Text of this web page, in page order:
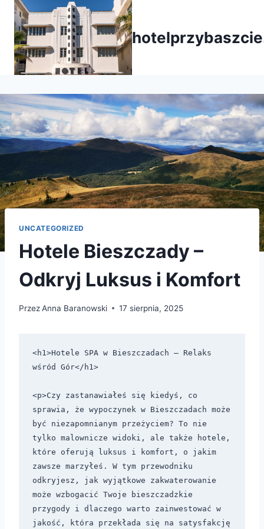
Przejdź
treści
UNCATEGORIZED
Hotele Bieszczady –
Odkryj Luksus i Komfort
PrzezAnna Baranowski 17 sierpnia, 2025
<h1>Hotele SPA w Bieszczadach – Relaks
wśród Gór</h1>
<p>Czy zastanawiałeś się kiedyś, co
sprawia, że wypoczynek w Bieszczadach może
być niezapomnianym przeżyciem? To nie
tylko malownicze widoki, ale także hotele,
które oferują luksus i komfort, o jakim
zawsze marzyłeś. W tym przewodniku
odkryjesz, jak wyjątkowe zakwaterowanie
może wzbogacić Twoje bieszczadzkie
przygody i dlaczego warto zainwestować w
jakość, która przekłada się na satysfakcję